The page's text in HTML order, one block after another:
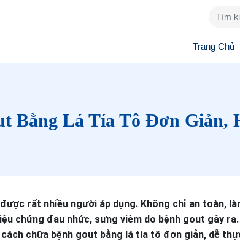
Trang Chủ
Bằng Lá Tía Tô Đơn Giản,
rất nhiều người áp dụng. Không chỉ an toàn,
chứng đau nhức, sưng viêm do bệnh gout gây ra.
chữa bệnh gout bằng lá tía tô đơn giản, dễ